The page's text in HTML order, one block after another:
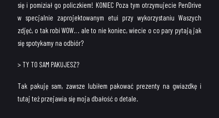
się i pomiział go policzkiem! KONIEC Poza tym otrzymujecie PenDrive
w specjalnie zaprojektowanym etui przy wykorzystaniu Waszych
zdjęć, o tak robi WOW… ale to nie koniec, wiecie o co pary pytają jak
się spotykamy na odbiór?
> TY TO SAM PAKUJESZ?
Tak pakuję sam, zawsze lubiłem pakować prezenty na gwiazdkę i
tutaj też przejawia się moja dbałość o detale.